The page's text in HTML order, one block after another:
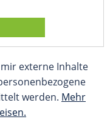
externe Inhalte
werden. Mehr